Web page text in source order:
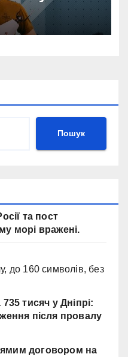
Пошук
та пост
морі вражені.
до 160 символів, без
тисяч у Дніпрі:
після провалу
договором на